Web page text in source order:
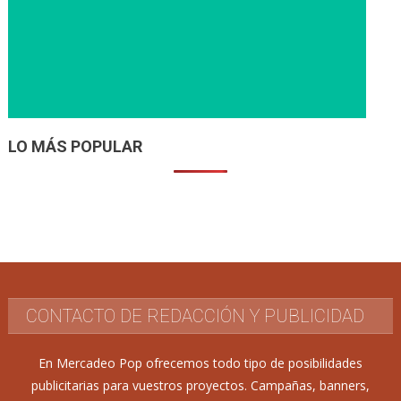
LO MÁS POPULAR
CONTACTO DE REDACCIÓN Y PUBLICIDAD
En Mercadeo Pop ofrecemos todo tipo de posibilidades
publicitarias para vuestros proyectos. Campañas, banners,